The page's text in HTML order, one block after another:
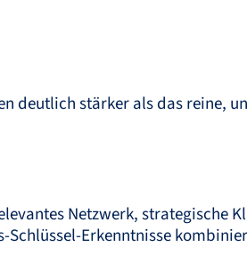
deutlich stärker als das reine,
Netzwerk, strategische
Erkenntnisse